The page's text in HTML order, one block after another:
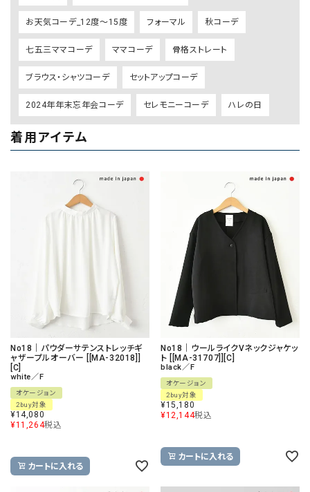
お天気コーデ_12度～15度 フォーマル 秋コーデ
七五三ママコーデ ママコーデ 骨格ストレート
ブラウス・シャツコーデ セットアップコーデ
2024年年末忘年会コーデ セレモニーコーデ ハレの日
着用アイテム
No18｜パウダーサテンストレッチギ
ャザープルオーバー [[MA-32018]]
[C]
white／F
オケージョン
2buy対象
¥14,080
¥11,264税込
カートに入れる
No18｜ウールライクVネックジャケッ
ト [[MA-31707]][C]
black／F
オケージョン
2buy対象
¥15,180
¥12,144税込
カートに入れる